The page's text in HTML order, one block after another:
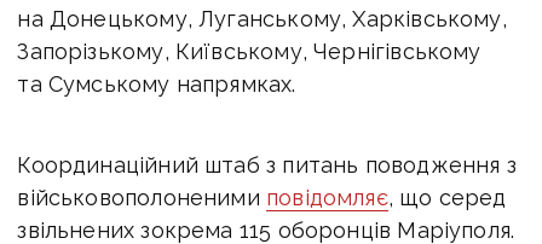
на Донецькому, Луганському, Харківському,
Запорізькому, Київському, Чернігівському
та Сумському напрямках.
Координаційний штаб з питань поводження з
військовополоненими повідомляє, що серед
звільнених зокрема 115 оборонців Маріуполя.